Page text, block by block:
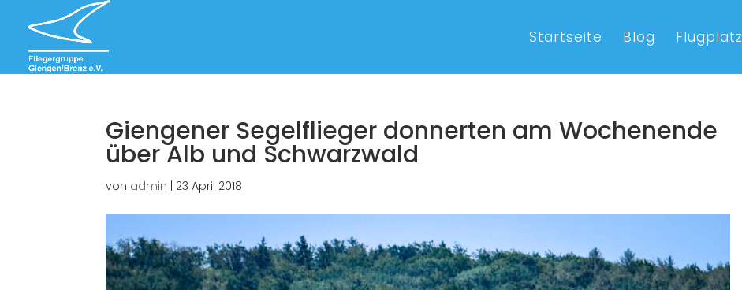
Startseite Blog Flugplatz
Giengener Segelflieger donnerten am Wochenende
über Alb und Schwarzwald
von admin 23 April 2018